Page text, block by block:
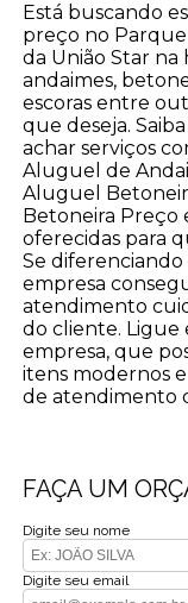
Está buscando
preço no Parque
da União Star
andaimes,
escoras entre
que deseja.
achar serviços
Aluguel de
Aluguel
Betoneira Preço
oferecidas para
Se
empresa
atendimento
do cliente. Ligue
empresa, que
itens modernos
de atendimento
FAÇA UM
Digite seu nome
Digite seu email